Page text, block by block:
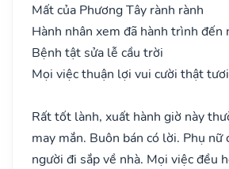
Mất của Phương Tây rành rành
Hành nhân xem đã hành trình đến
Bệnh tật sửa lễ cầu trời
Mọi việc thuận lợi vui cười thật
Rất tốt lành, xuất hành giờ này
may mắn. Buôn bán có lời. Phụ nữ
người đi sắp về nhà. Mọi việc đều